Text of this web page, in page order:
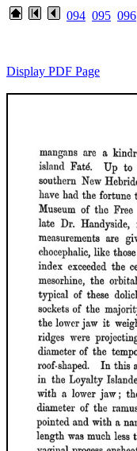
094 095 096
Display PDF Page